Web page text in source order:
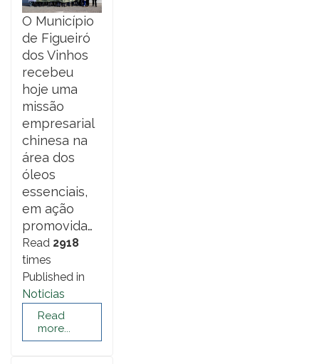
O Município
de Figueiró
dos Vinhos
recebeu
hoje uma
missão
empresarial
chinesa na
área dos
óleos
essenciais,
em ação
promovida…
Read 2918
times
Published in
Noticias
Read
more...